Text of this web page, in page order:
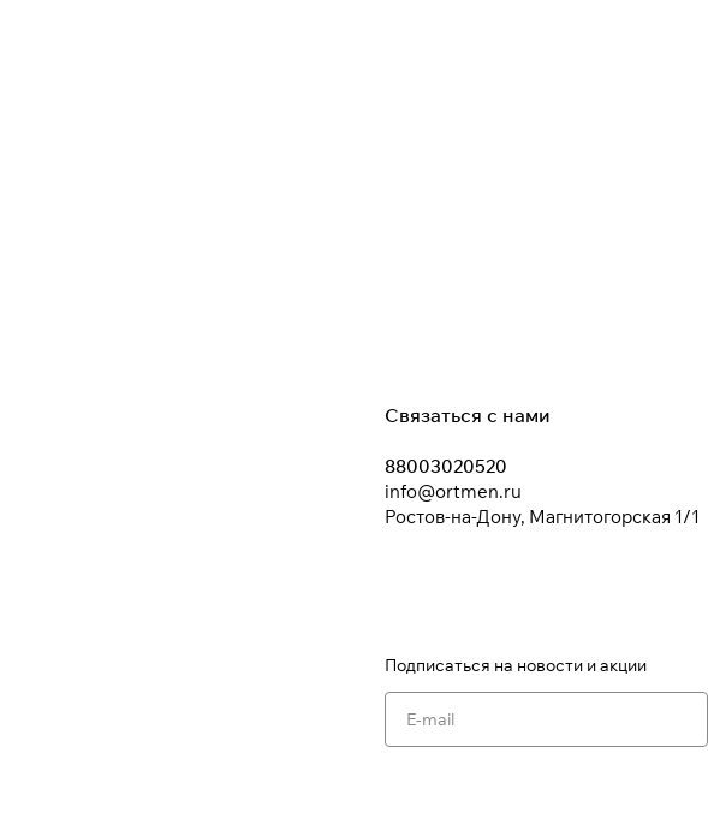
Связаться с нами
88003020520
info@ortmen.ru
Ростов-на-Дону, Магнитогорская 1/1
Подписаться на новости и акции